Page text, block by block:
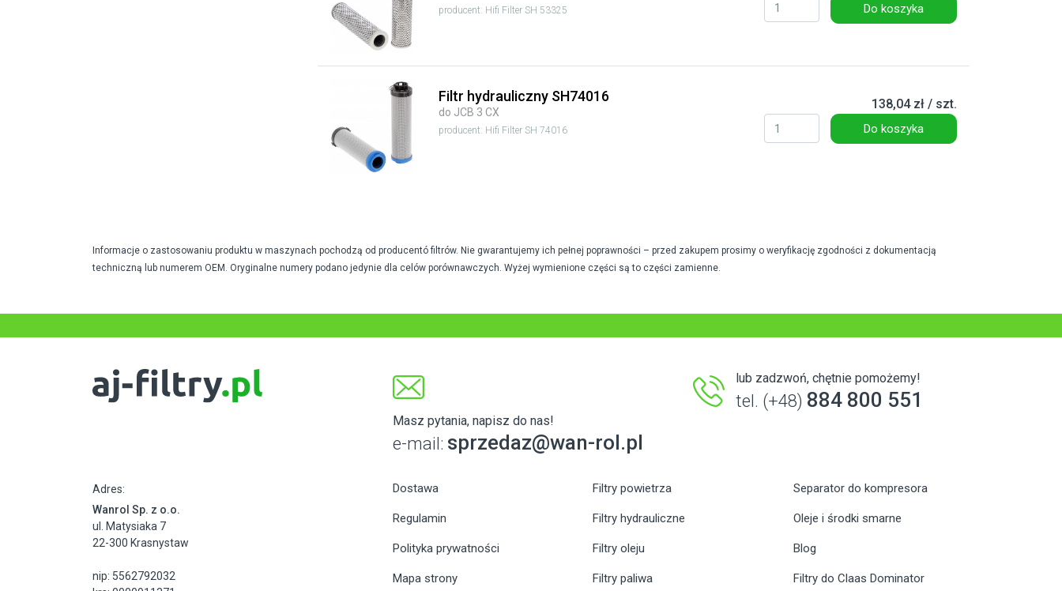
producent: Hifi Filter SH 53325 Do koszyka
Filtr hydrauliczny SH74016
do JCB 3 CX
producent: Hifi Filter SH 74016
138,04 zł / szt.
Do koszyka
Informacje o zastosowaniu produktu w maszynach pochodzą od producentó filtrów. Nie gwarantujemy ich pełnej poprawności – przed zakupem prosimy o weryfikację zgodności z dokumentacją
techniczną lub numerem OEM. Oryginalne numery podano jedynie dla celów porównawczych. Wyżej wymienione części są to części zamienne.
Masz pytania, napisz do nas!
e-mail: sprzedaz@wan-rol.pl
lub zadzwoń, chętnie pomożemy!
tel. (+48) 884 800 551
Adres:
Wanrol Sp. z o.o.
ul. Matysiaka 7
22-300 Krasnystaw
nip: 5562792032
Dostawa
Regulamin
Polityka prywatności
Mapa strony
Filtry powietrza
Filtry hydrauliczne
Filtry oleju
Filtry paliwa
Separator do kompresora
Oleje i środki smarne
Blog
Filtry do Claas Dominator